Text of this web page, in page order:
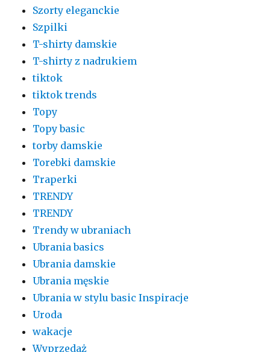
Szorty eleganckie
Szpilki
T-shirty damskie
T-shirty z nadrukiem
tiktok
tiktok trends
Topy
Topy basic
torby damskie
Torebki damskie
Traperki
TRENDY
TRENDY
Trendy w ubraniach
Ubrania basics
Ubrania damskie
Ubrania męskie
Ubrania w stylu basic Inspiracje
Uroda
wakacje
Wyprzedaż